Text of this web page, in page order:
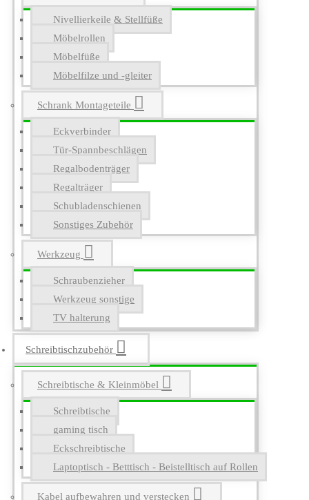
Nivellierkeile & Stellfüße
Möbelrollen
Möbelfüße
Möbelfilze und -gleiter
Schrank Montageteile
Eckverbinder
Tür-Spannbeschlägen
Regalbodenträger
Regalträger
Schubladenschienen
Sonstiges Zubehör
Werkzeug
Schraubenzieher
Werkzeug sonstige
TV halterung
Schreibtischzubehör
Schreibtische & Kleinmöbel
Schreibtische
gaming tisch
Eckschreibtische
Laptoptisch - Betttisch - Beistelltisch auf Rollen
Kabel aufbewahren und verstecken